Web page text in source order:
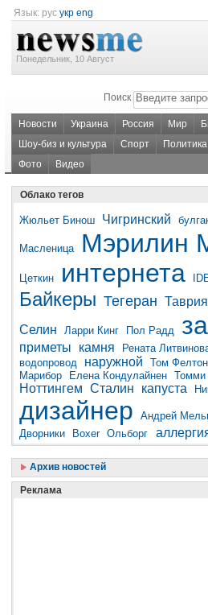
Язык: рус укр eng
Понедельник, 10 Август
Поиск
Новости Украина Россия Мир
Шоу-биз и культура
Спорт Политика
Фото
Видео
Облако тегов
Жюльет Бинош Чигринский
Масленица Мэрилин
Цеткин интернета
Байкеры Тегеран Таврия
Селин Ларри Кинг Пол Радд
приметы камня Рената
водопровод
наружной Том Фелтон
Марибор
Елена Кондулайнен Томми
Ноттингем Сталин капуста
дизайнер Андрей
Дворники Boxer Ольборг
Архив новостей
Реклама